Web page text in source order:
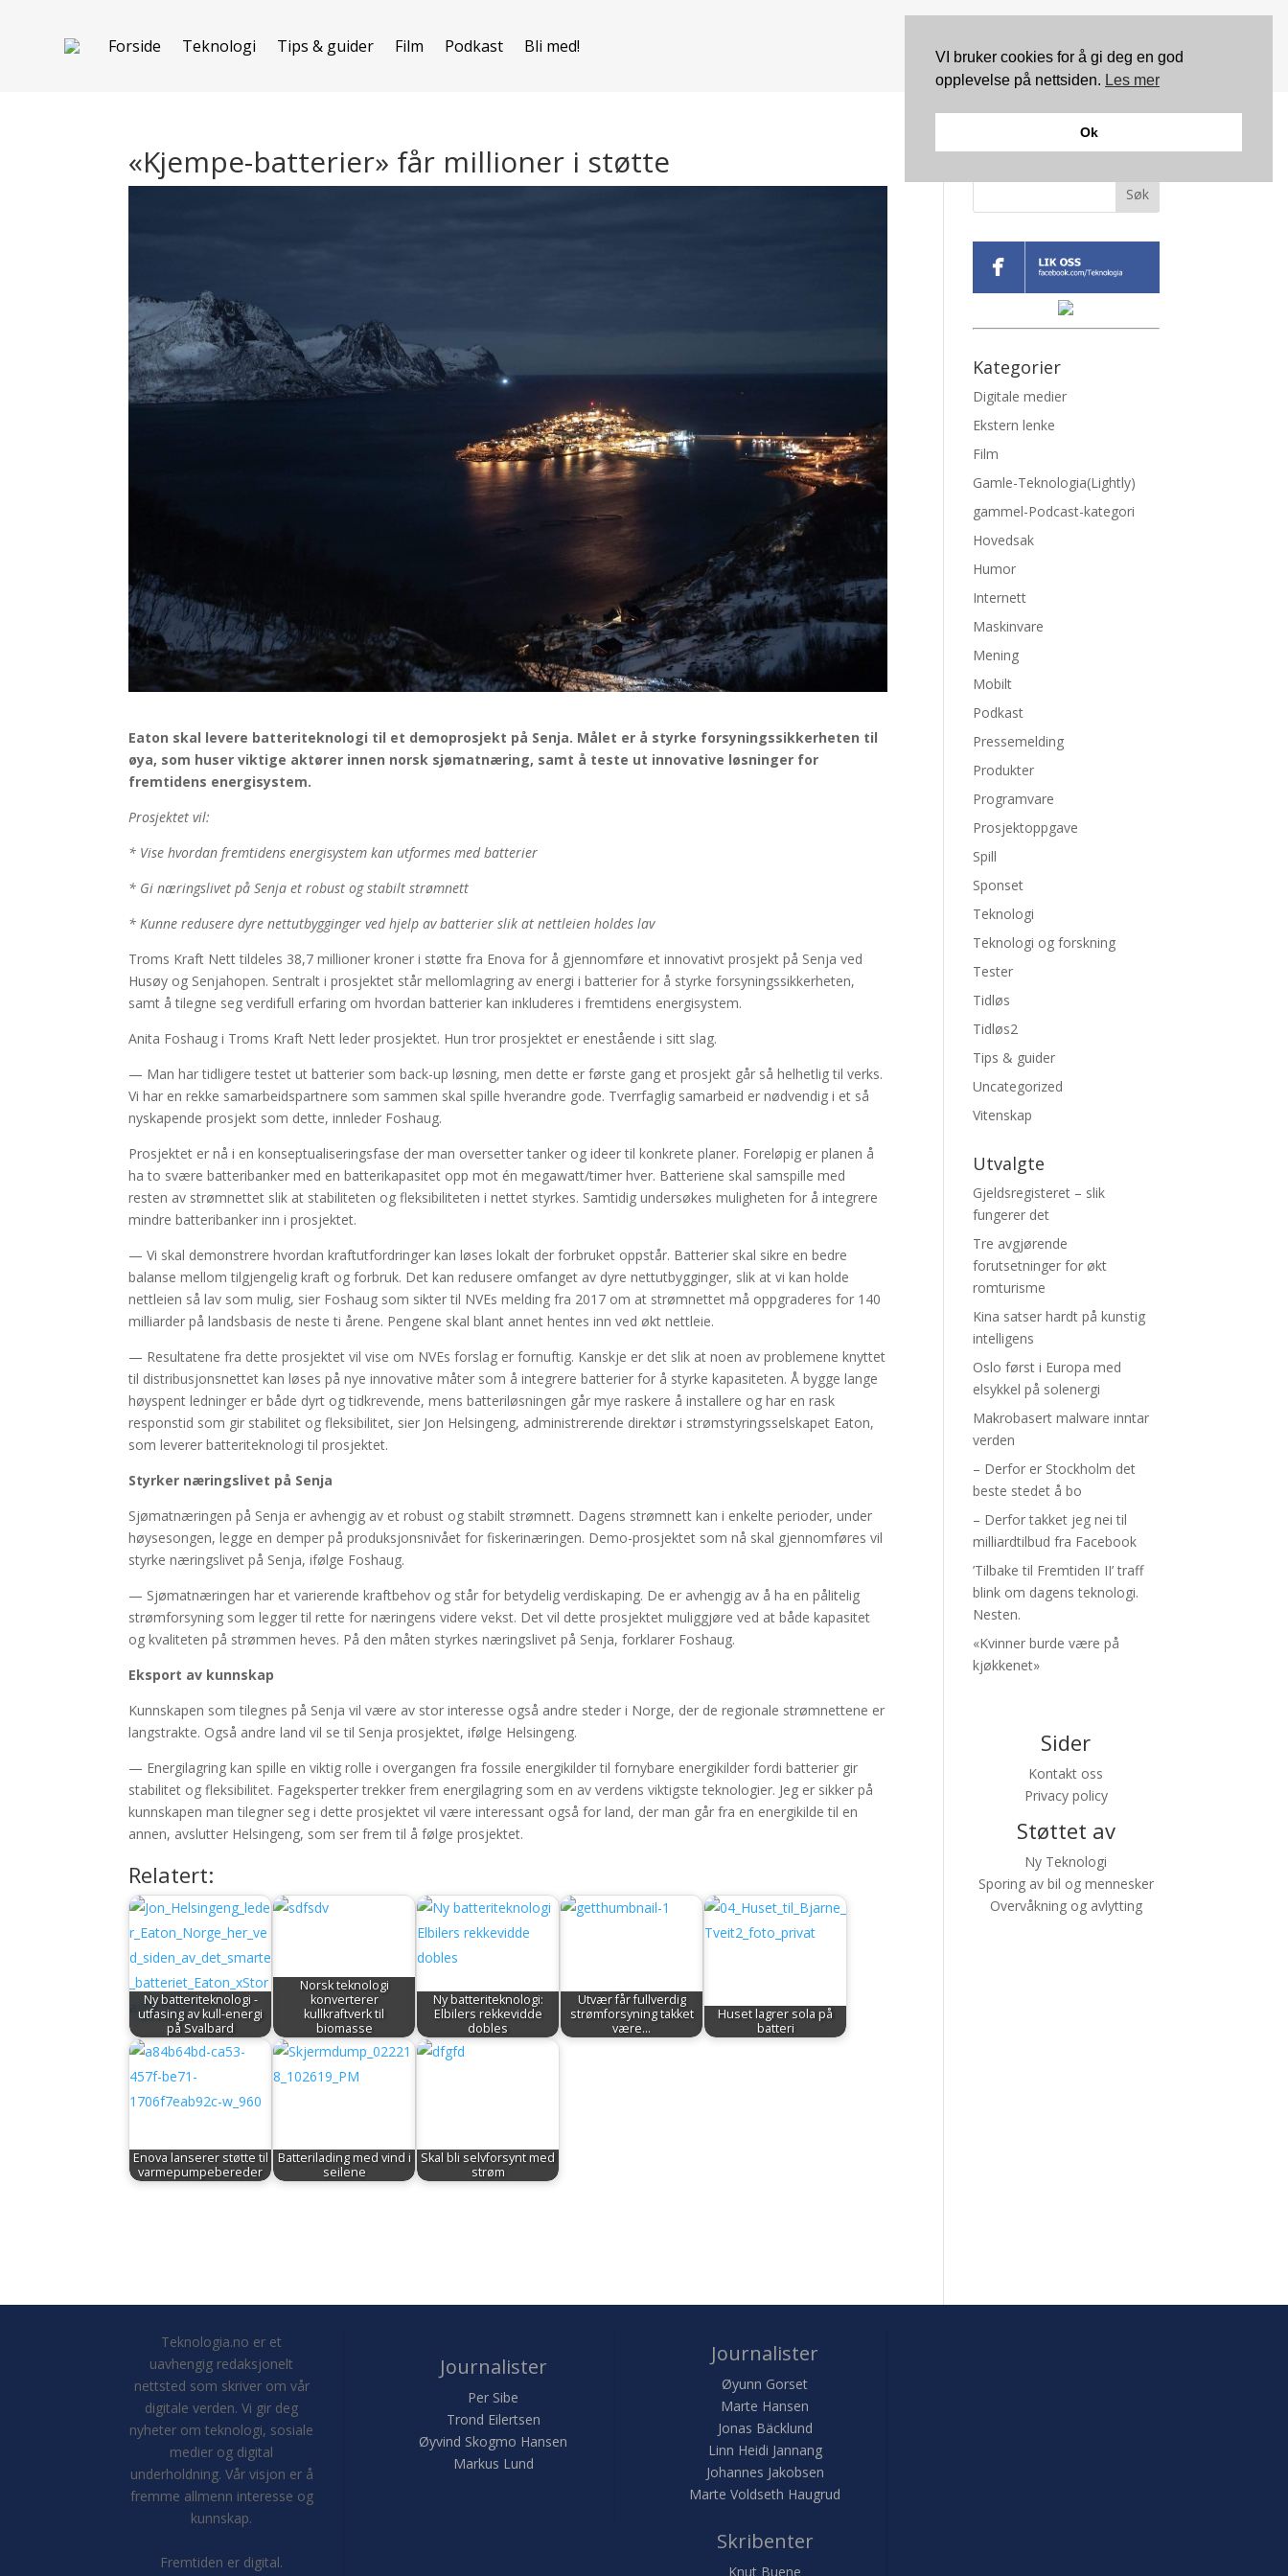
Forside Teknologi Tips & guider Film Podkast Bli med!
«Kjempe-batterier» får millioner i støtte
Eaton skal levere batteriteknologi til et demoprosjekt på Senja. Målet er å styrke forsyningssikkerheten til
øya, som huser viktige aktører innen norsk sjømatnæring, samt å teste ut innovative løsninger for
fremtidens energisystem.
Prosjektet vil:
* Vise hvordan fremtidens energisystem kan utformes med batterier
* Gi næringslivet på Senja et robust og stabilt strømnett
* Kunne redusere dyre nettutbygginger ved hjelp av batterier slik at nettleien holdes lav
Troms Kraft Nett tildeles 38,7 millioner kroner i støtte fra Enova for å gjennomføre et innovativt prosjekt på Senja ved
Husøy og Senjahopen. Sentralt i prosjektet står mellomlagring av energi i batterier for å styrke forsyningssikkerheten,
samt å tilegne seg verdifull erfaring om hvordan batterier kan inkluderes i fremtidens energisystem.
Anita Foshaug i Troms Kraft Nett leder prosjektet. Hun tror prosjektet er enestående i sitt slag.
— Man har tidligere testet ut batterier som back-up løsning, men dette er første gang et prosjekt går så helhetlig til verks.
Vi har en rekke samarbeidspartnere som sammen skal spille hverandre gode. Tverrfaglig samarbeid er nødvendig i et så
nyskapende prosjekt som dette, innleder Foshaug.
Prosjektet er nå i en konseptualiseringsfase der man oversetter tanker og ideer til konkrete planer. Foreløpig er planen å
ha to svære batteribanker med en batterikapasitet opp mot én megawatt/timer hver. Batteriene skal samspille med
resten av strømnettet slik at stabiliteten og fleksibiliteten i nettet styrkes. Samtidig undersøkes muligheten for å integrere
mindre batteribanker inn i prosjektet.
— Vi skal demonstrere hvordan kraftutfordringer kan løses lokalt der forbruket oppstår. Batterier skal sikre en bedre
balanse mellom tilgjengelig kraft og forbruk. Det kan redusere omfanget av dyre nettutbygginger, slik at vi kan holde
nettleien så lav som mulig, sier Foshaug som sikter til NVEs melding fra 2017 om at strømnettet må oppgraderes for 140
milliarder på landsbasis de neste ti årene. Pengene skal blant annet hentes inn ved økt nettleie.
— Resultatene fra dette prosjektet vil vise om NVEs forslag er fornuftig. Kanskje er det slik at noen av problemene knyttet
til distribusjonsnettet kan løses på nye innovative måter som å integrere batterier for å styrke kapasiteten. Å bygge lange
høyspent ledninger er både dyrt og tidkrevende, mens batteriløsningen går mye raskere å installere og har en rask
responstid som gir stabilitet og fleksibilitet, sier Jon Helsingeng, administrerende direktør i strømstyringsselskapet Eaton,
som leverer batteriteknologi til prosjektet.
Styrker næringslivet på Senja
Sjømatnæringen på Senja er avhengig av et robust og stabilt strømnett. Dagens strømnett kan i enkelte perioder, under
høysesongen, legge en demper på produksjonsnivået for fiskerinæringen. Demo-prosjektet som nå skal gjennomføres vil
styrke næringslivet på Senja, ifølge Foshaug.
— Sjømatnæringen har et varierende kraftbehov og står for betydelig verdiskaping. De er avhengig av å ha en pålitelig
strømforsyning som legger til rette for næringens videre vekst. Det vil dette prosjektet muliggjøre ved at både kapasitet
og kvaliteten på strømmen heves. På den måten styrkes næringslivet på Senja, forklarer Foshaug.
Eksport av kunnskap
Kunnskapen som tilegnes på Senja vil være av stor interesse også andre steder i Norge, der de regionale strømnettene er
langstrakte. Også andre land vil se til Senja prosjektet, ifølge Helsingeng.
— Energilagring kan spille en viktig rolle i overgangen fra fossile energikilder til fornybare energikilder fordi batterier gir
stabilitet og fleksibilitet. Fageksperter trekker frem energilagring som en av verdens viktigste teknologier. Jeg er sikker på
kunnskapen man tilegner seg i dette prosjektet vil være interessant også for land, der man går fra en energikilde til en
annen, avslutter Helsingeng, som ser frem til å følge prosjektet.
Relatert:
Ny batteriteknologi -
utfasing av kull-energi
på Svalbard
Norsk teknologi
konverterer
kullkraftverk til
biomasse
Ny batteriteknologi:
Elbilers rekkevidde
dobles
Utvær får fullverdig
strømforsyning takket
være…
Huset lagrer sola på
batteri
Enova lanserer støtte til
varmepumpebereder
Batterilading med vind i
seilene
Skal bli selvforsynt med
strøm
Søk
Kategorier
Digitale medier
Ekstern lenke
Film
Gamle-Teknologia(Lightly)
gammel-Podcast-kategori
Hovedsak
Humor
Internett
Maskinvare
Mening
Mobilt
Podkast
Pressemelding
Produkter
Programvare
Prosjektoppgave
Spill
Sponset
Teknologi
Teknologi og forskning
Tester
Tidløs
Tidløs2
Tips & guider
Uncategorized
Vitenskap
Utvalgte
Gjeldsregisteret – slik
fungerer det
Tre avgjørende
forutsetninger for økt
romturisme
Kina satser hardt på kunstig
intelligens
Oslo først i Europa med
elsykkel på solenergi
Makrobasert malware inntar
verden
– Derfor er Stockholm det
beste stedet å bo
– Derfor takket jeg nei til
milliardtilbud fra Facebook
’Tilbake til Fremtiden II’ traff
blink om dagens teknologi.
Nesten.
«Kvinner burde være på
kjøkkenet»
Sider
Kontakt oss
Privacy policy
Støttet av
Ny Teknologi
Sporing av bil og mennesker
Overvåkning og avlytting
Teknologia.no er et
uavhengig redaksjonelt
nettsted som skriver om vår
digitale verden. Vi gir deg
nyheter om teknologi, sosiale
medier og digital
underholdning. Vår visjon er å
fremme allmenn interesse og
kunnskap.
Fremtiden er digital.
Journalister
Per Sibe
Trond Eilertsen
Øyvind Skogmo Hansen
Markus Lund
Journalister
Øyunn Gorset
Marte Hansen
Jonas Bäcklund
Linn Heidi Jannang
Johannes Jakobsen
Marte Voldseth Haugrud
Skribenter
Knut Buene
VI bruker cookies for å gi deg en god
opplevelse på nettsiden. Les mer
Ok